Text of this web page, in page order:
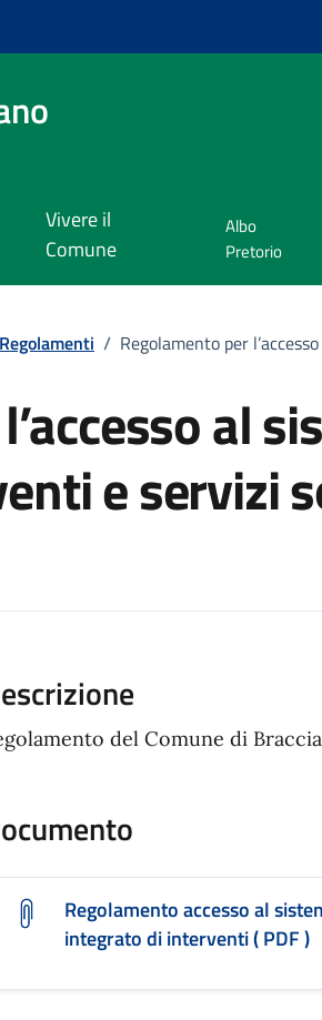
Vivere il
Comune
Albo
Pretorio
Regolamenti / Regolamento per
al
e servizi
del Comune di
Regolamento accesso al
integrato di interventi ( PDF )